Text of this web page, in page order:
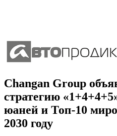
Changan Group
стратегию
юаней и Топ-10
2030 году